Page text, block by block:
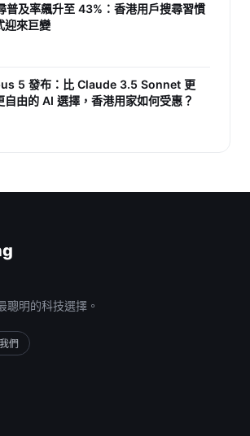
及率飆升至 43%：香港用戶搜尋習慣
迎來巨變
5 發布：比 Claude 3.5 Sonnet 更
自由的 AI 選擇，香港用家如何受惠？
聰明的科技選擇。
們